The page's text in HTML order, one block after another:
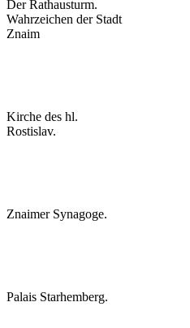
Der Rathausturm.
Wahrzeichen der Stadt
Znaim
Kirche des hl.
Rostislav.
Znaimer Synagoge.
Palais Starhemberg.